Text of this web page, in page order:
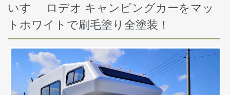
いすゞ ロデオ キャンピングカーをマッ
トホワイトで刷毛塗り全塗装！